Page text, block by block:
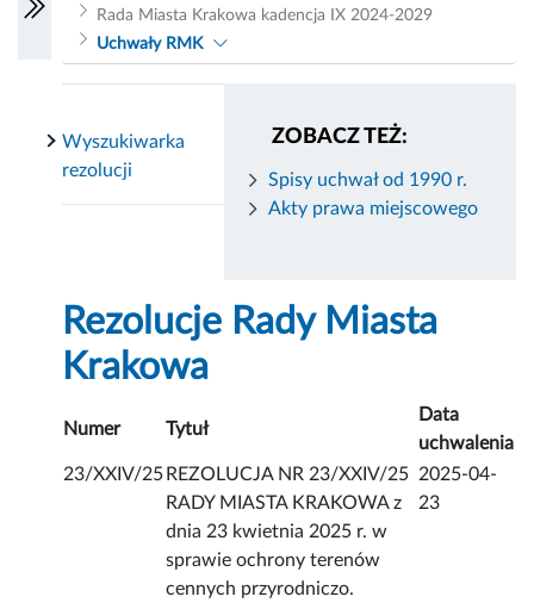
Rada Miasta Krakowa kadencja IX 2024-2029
Uchwały RMK
ZOBACZ TEŻ:
Spisy uchwał od 1990 r.
Akty prawa miejscowego
Wyszukiwarka
rezolucji
Rezolucje Rady Miasta
Krakowa
Numer Tytuł
Data
uchwalenia
23/XXIV/25 REZOLUCJA NR 23/XXIV/25
RADY MIASTA KRAKOWA z
dnia 23 kwietnia 2025 r. w
sprawie ochrony terenów
cennych przyrodniczo.
2025-04-
23